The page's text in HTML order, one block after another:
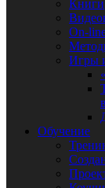
Книги
On-
Игры
Обучение